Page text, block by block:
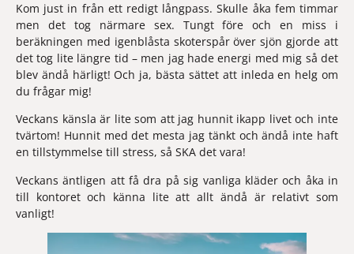
Kom just in från ett redigt långpass. Skulle åka fem timmar
men det tog närmare sex. Tungt före och en miss i
beräkningen med igenblåsta skoterspår över sjön gjorde att
det tog lite längre tid – men jag hade energi med mig så det
blev ändå härligt! Och ja, bästa sättet att inleda en helg om
du frågar mig!
Veckans känsla är lite som att jag hunnit ikapp livet och inte
tvärtom! Hunnit med det mesta jag tänkt och ändå inte haft
en tillstymmelse till stress, så SKA det vara!
Veckans äntligen att få dra på sig vanliga kläder och åka in
till kontoret och känna lite att allt ändå är relativt som
vanligt!